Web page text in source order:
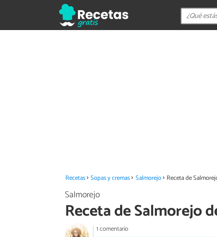
Recetas Sopas y cremas Salmorejo Receta de
Salmorejo
Receta de Salmorejo
1 comentario